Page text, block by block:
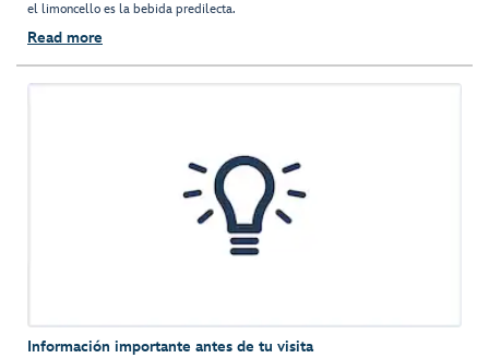
el limoncello es la bebida predilecta.
Read more
Información importante antes de tu visita